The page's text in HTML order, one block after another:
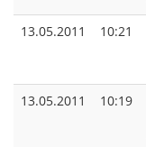
13.05.2011
10:21
13.05.2011
10:19